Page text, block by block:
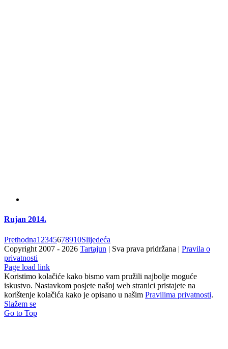
Rujan 2014.
Prethodna1 2345678910Slijedeća
Copyright 2007 - 2026 Tartajun | Sva prava pridržana | Pravila o
privatnosti
Page load link
Koristimo kolačiće kako bismo vam pružili najbolje moguće
iskustvo. Nastavkom posjete našoj web stranici pristajete na
korištenje kolačića kako je opisano u našim Pravilima privatnosti.
Slažem se
Go to Top